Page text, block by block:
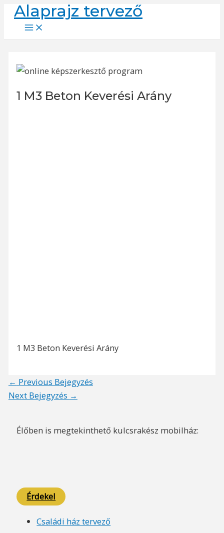
SkipAlaprajz tervező
Main
Menu
1 M3 Beton Keverési Arány
1 M3 Beton Keverési Arány
Post
navigation
← Previous Bejegyzés
Next Bejegyzés →
Élőben is megtekinthető kulcsrakész mobilház:
Érdekel
Családi ház tervező